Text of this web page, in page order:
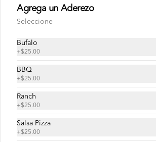
Mister Pizza Receta Base
Acumula
Regístrate, gana puntos con tus compras y
canjealos por productos y más
Receta Base
Agrega un Aderezo
Seleccione
Bufalo
+$25.00
BBQ
+$25.00
Ranch
+$25.00
Salsa Pizza
+$25.00